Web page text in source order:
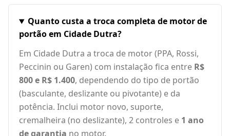
Quanto custa a troca completa de motor de
portão em Cidade Dutra?
Em Cidade Dutra a troca de motor (PPA, Rossi,
Peccinin ou Garen) com instalação fica entre R$
800 e R$ 1.400, dependendo do tipo de portão
(basculante, deslizante ou pivotante) e da
potência. Inclui motor novo, suporte,
cremalheira (no deslizante), 2 controles e 1 ano
de garantia no motor.